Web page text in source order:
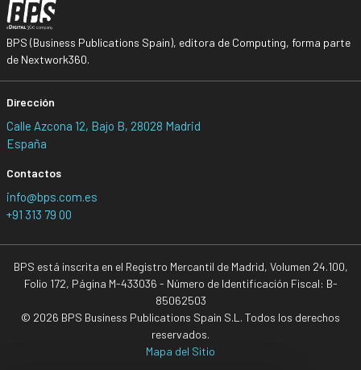
BPS (Business Publications Spain), editora de Computing, forma parte
de Nextwork360.
Dirección
Calle Azcona 12, Bajo B, 28028 Madrid
España
Contactos
info@bps.com.es
+91 313 79 00
BPS está inscrita en el Registro Mercantil de Madrid, Volumen 24.100,
Folio 172, Página M-433036 - Número de Identificación Fiscal: B-
85062503
© 2026 BPS Business Publications Spain S.L. Todos los derechos
reservados.
Mapa del Sitio